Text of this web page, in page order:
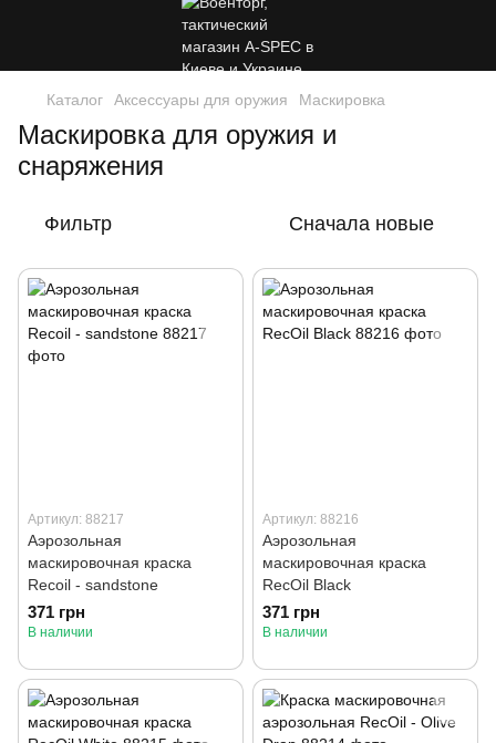
Каталог Аксессуары для оружия Маскировка
Маскировка для оружия и
снаряжения
Фильтр Сначала новые
Артикул: 88217
Аэрозольная
маскировочная краска
Recoil - sandstone
371 грн
В наличии
Артикул: 88216
Аэрозольная
маскировочная краска
RecOil Black
371 грн
В наличии